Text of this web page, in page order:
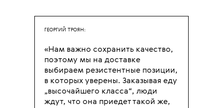
ГЕОРГИЙ ТРОЯН:
«Нам важно сохранить качество,
поэтому мы на доставке
выбираем резистентные позиции,
в которых уверены. Заказывая еду
„высочайшего класса“, люди
ждут, что она приедет такой же,